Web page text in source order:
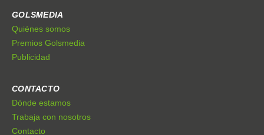
GOLSMEDIA
Quiénes somos
Premios Golsmedia
Publicidad
CONTACTO
Dónde estamos
Trabaja con nosotros
Contacto